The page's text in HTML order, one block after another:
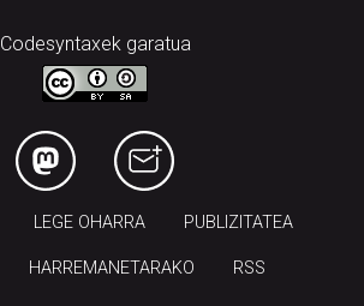
Codesyntaxek garatua
LEGE OHARRA PUBLIZITATEA
HARREMANETARAKO RSS